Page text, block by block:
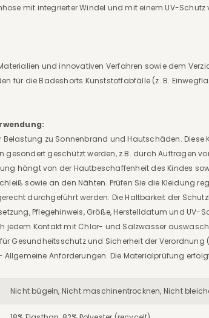
mit integrierter Windel und mit einem UV-Schutz
und innovativen Verfahren sowie dem
für die Badeshorts Kunststoffabfälle (z. B.
zu Sonnenbrand und Hautschäden.
gesondert geschützt werden, z.B. durch Auftragen
hängt von der Hautbeschaffenheit des Kindes
sowie an den Nähten. Prüfen Sie die
durchgeführt werden. Die Haltbarkeit der
Pflegehinweis, Größe, Herstelldatum und UV-
jedem Kontakt mit Chlor- und Salzwasser
Gesundheitsschutz und Sicherheit der Verordnung
Allgemeine Anforderungen. Die Materialprüfung
Nicht bügeln, Nicht maschinentrocknen, Nicht